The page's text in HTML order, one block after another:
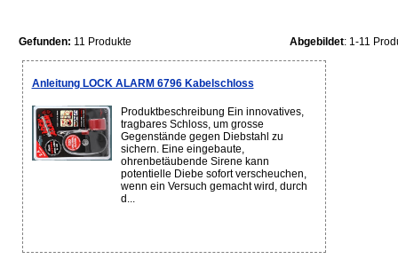
Gefunden: 11 Produkte Abgebildet: 1-11
Anleitung LOCK ALARM 6796 Kabelschloss
Produktbeschreibung Ein innovatives,
tragbares Schloss, um grosse
Gegenstände gegen Diebstahl zu
sichern. Eine eingebaute,
ohrenbetäubende Sirene kann
potentielle Diebe sofort verscheuchen,
wenn ein Versuch gemacht wird, durch
d...